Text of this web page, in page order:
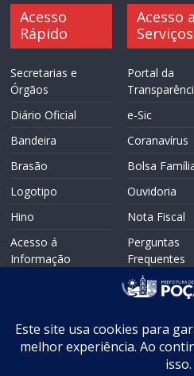
Acesso
Rápido
Secretarias e
Órgãos
Diário Oficial
Bandeira
Brasão
Logotipo
Hino
Acesso á
Informação
Acesso
Serviços
Portal da
e-Sic
Coranavírus
Bolsa
Ouvidoria
Nota Fiscal
Perguntas
Frequentes
Politicas
Privacidade